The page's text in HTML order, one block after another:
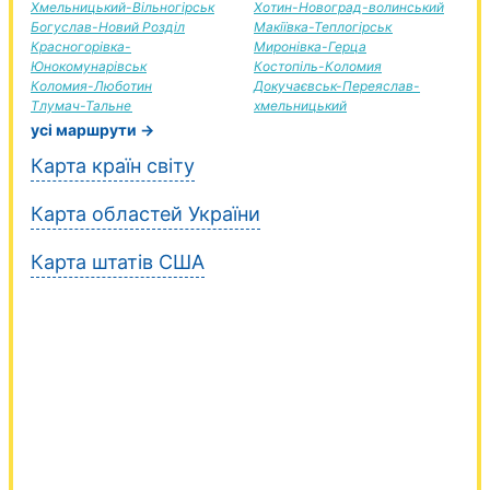
Хмельницький-Вільногірськ
Богуслав-Новий Розділ
Красногорівка-
Юнокомунарівськ
Коломия-Люботин
Тлумач-Тальне
Хотин-Новоград-волинський
Макіївка-Теплогірськ
Миронівка-Герца
Костопіль-Коломия
Докучаєвськ-Переяслав-
хмельницький
усі маршрути →
Карта країн світу
Карта областей України
Карта штатів США